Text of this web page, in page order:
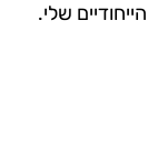
הייחודיים שלי.